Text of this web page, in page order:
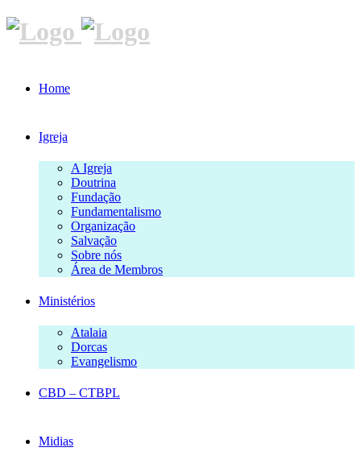
Home
Igreja
A Igreja
Doutrina
Fundação
Fundamentalismo
Organização
Salvação
Sobre nós
Área de Membros
Ministérios
Atalaia
Dorcas
Evangelismo
CBD – CTBPL
Midias